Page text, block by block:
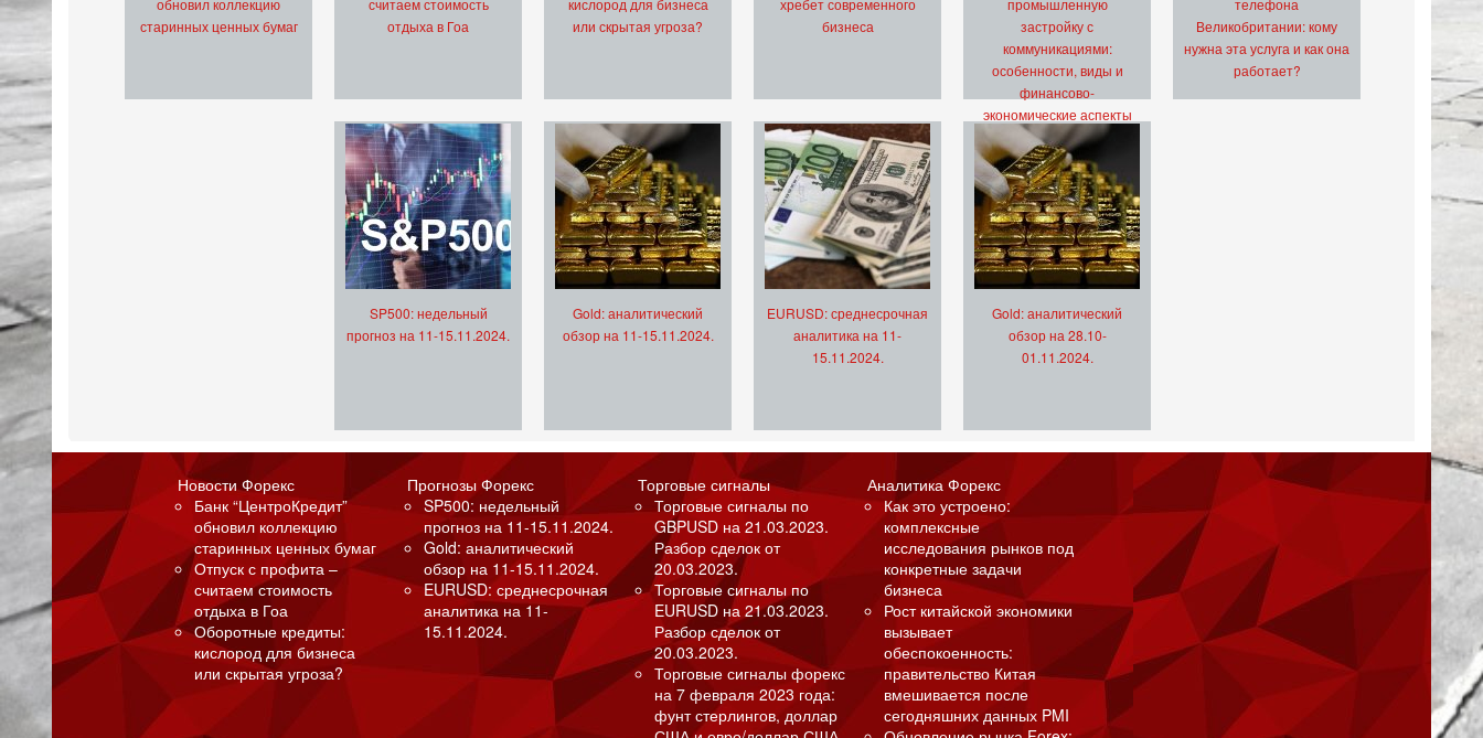
обновил коллекцию
старинных ценных бумаг
считаем стоимость
отдыха в Гоа
кислород для бизнеса
или скрытая угроза?
хребет современного
бизнеса
промышленную
застройку с
коммуникациями:
особенности, виды и
финансово-
экономические аспекты
телефона
Великобритании: кому
нужна эта услуга и как она
работает?
SP500: недельный
прогноз на 11-15.11.2024.
Gold: аналитический
обзор на 11-15.11.2024.
EURUSD: среднесрочная
аналитика на 11-
15.11.2024.
Gold: аналитический
обзор на 28.10-
01.11.2024.
Новости Форекс
Банк “ЦентроКредит”
обновил коллекцию
старинных ценных бумаг
Отпуск с профита –
считаем стоимость
отдыха в Гоа
Оборотные кредиты:
кислород для бизнеса
или скрытая угроза?
Прогнозы Форекс
SP500: недельный
прогноз на 11-15.11.2024.
Gold: аналитический
обзор на 11-15.11.2024.
EURUSD: среднесрочная
аналитика на 11-
15.11.2024.
Торговые сигналы
Торговые сигналы по
GBPUSD на 21.03.2023.
Разбор сделок от
20.03.2023.
Торговые сигналы по
EURUSD на 21.03.2023.
Разбор сделок от
20.03.2023.
Торговые сигналы форекс
на 7 февраля 2023 года:
фунт стерлингов, доллар
Аналитика Форекс
Как это устроено:
комплексные
исследования рынков под
конкретные задачи
бизнеса
Рост китайской экономики
вызывает
обеспокоенность:
правительство Китая
вмешивается после
сегодняшних данных PMI